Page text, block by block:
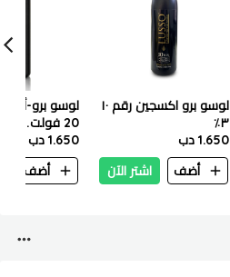
لوسو برو اكسجين رقم ١٠
٣٪
1.650 دب
أضف
اشتر الآن
لوسو برو-
مل
1.650 دب
أضف